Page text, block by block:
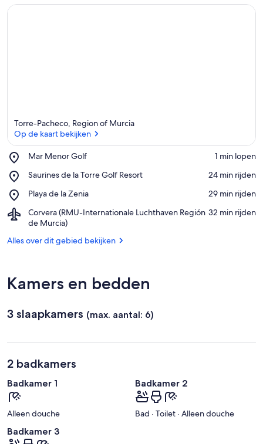
Torre-Pacheco, Region of Murcia
Op de kaart bekijken
Mar Menor Golf
Place,
Menor
‪1 min lopen‬
Saurines de la Torre Golf Resort
Place,
de
Torre
Golf
Resort
‪24 min rijden‬
Playa de la Zenia
Place,
de
la
Zenia
‪29 min rijden‬
Corvera (RMU-Internationale Luchthaven Región
de Murcia)
Airport,
Corvera
Internationale
Murcia)
‪32 min rijden‬
Alles over dit gebied bekijken
Kamers en bedden
3 slaapkamers (max. aantal: 6)
2 badkamers
Badkamer 1
Alleen douche
Badkamer 2
Bad · Toilet · Alleen douche
Badkamer 3